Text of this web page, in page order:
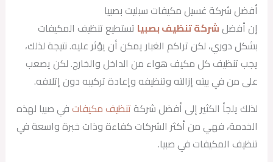
أفضل شركة غسيل مكيفات سبليت بصبيا
إن أفضلشركة تنظيف بصبيا تستطيع تنظيف المكيفات
بشكل دوري، لكن تراكم الغبار يمكن أن يؤثر عليه. نتيجة لذلك،
يجب تنظيف كل مكيف هواء من الداخل والخارج. لكن يصعب
على من في بيته إزالته وتنظيفه وإعادة تركيبه دون إتلافه.
لذلك يلجأ الكثير إلى أفضل شركةتنظيف مكيفاتفي صبيا لهذه
الخدمة، فهي من أكثر الشركات كفاءة وذات خبرة واسعة في
تنظيف المكيفات في صبيا.